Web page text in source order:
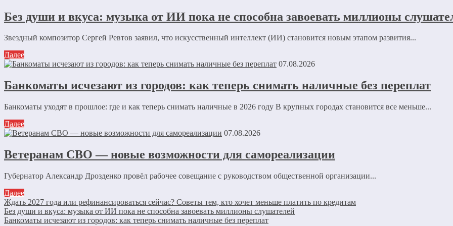
Без души и вкуса: музыка от ИИ пока не способна завоевать миллионы
Звездный композитор Сергей Ревтов заявил, что искусственный интеллект (ИИ) становится новым этапом развития...
Далее
07.08.2026
Банкоматы исчезают из городов: как теперь снимать наличные без переплат
Банкоматы уходят в прошлое: где и как теперь снимать наличные в 2026 году В крупных городах становится все меньше...
Далее
07.08.2026
Ветеранам СВО — новые возможности для самореализации
Губернатор Александр Дрозденко провёл рабочее совещание с руководством общественной организации...
Далее
Ждать 2027 года или рефинансироваться сейчас? Советы тем, кто хочет меньше платить по кредитам
Без души и вкуса: музыка от ИИ пока не способна завоевать миллионы слушателей
Банкоматы исчезают из городов: как теперь снимать наличные без переплат